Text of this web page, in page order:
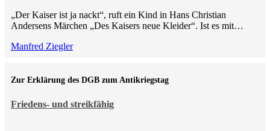
„Der Kaiser ist ja nackt“, ruft ein Kind in Hans Christian
Andersens Märchen „Des Kaisers neue Kleider“. Ist es mit…
Manfred Ziegler
Friedens- und streikfähig
Zur Erklärung des DGB zum Antikriegstag